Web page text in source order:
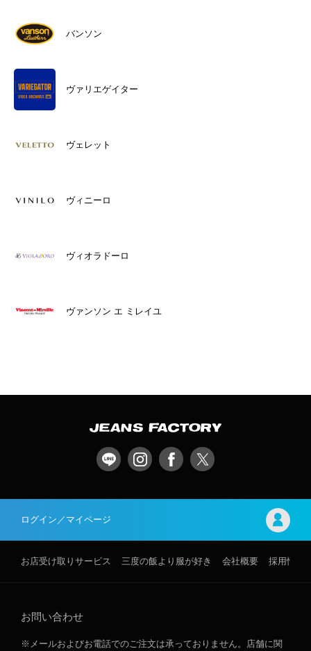
バンソン
ヴァリエゲイター
ヴェレット
ヴィニーロ
ヴィオラドーロ
ヴァンソン エ ミレイユ
ログイン／マイページ
お店受け取りサービス 三度の飯より服が好き 会社概要 採用情報
お問い合わせ
※メールおよびお電話でのご注文は承っておりません。店舗に関